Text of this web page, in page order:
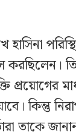
করছিলেন।
প্রয়োগের
কিন্তু
তাকে